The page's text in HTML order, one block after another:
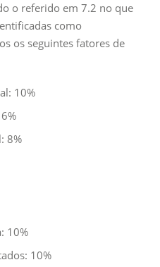
o referido em 7.2 no que
como
os seguintes fatores de
10%
8%
10%
10%